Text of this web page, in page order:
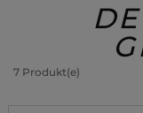
7 Produkt(e)